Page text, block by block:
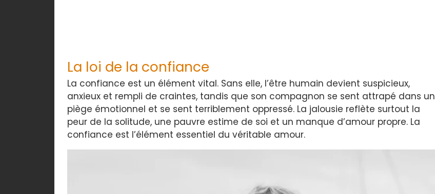
La loi de la confiance
La confiance est un élément vital. Sans elle, l’être humain devient suspicieux,
anxieux et rempli de craintes, tandis que son compagnon se sent attrapé dans un
piège émotionnel et se sent terriblement oppressé. La jalousie reflète surtout la
peur de la solitude, une pauvre estime de soi et un manque d’amour propre. La
confiance est l’élément essentiel du véritable amour.